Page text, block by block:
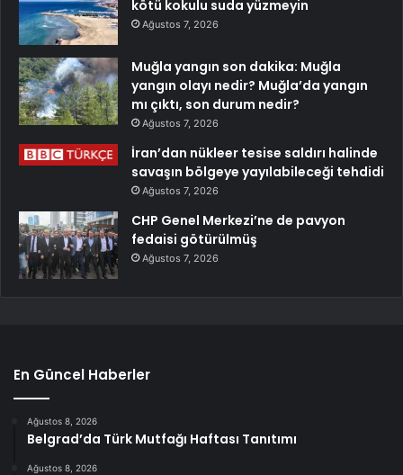
kötü kokulu suda yüzmeyin
Ağustos 7, 2026
Muğla yangın son dakika: Muğla
yangın olayı nedir? Muğla’da yangın
mı çıktı, son durum nedir?
Ağustos 7, 2026
İran’dan nükleer tesise saldırı halinde
savaşın bölgeye yayılabileceği tehdidi
Ağustos 7, 2026
CHP Genel Merkezi’ne de pavyon
fedaisi götürülmüş
Ağustos 7, 2026
En Güncel Haberler
Ağustos 8, 2026
Belgrad’da Türk Mutfağı Haftası Tanıtımı
Ağustos 8, 2026